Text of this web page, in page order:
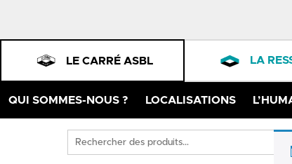
LE CARRÉ ASBL LA
QUI SOMMES-NOUS ? LOCALISATIONS
Rechercher
des